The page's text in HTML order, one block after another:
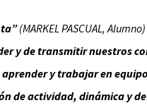
(MARKEL PASCUAL, Alumno)
y de transmitir nuestros
y trabajar en
de actividad, dinámica y